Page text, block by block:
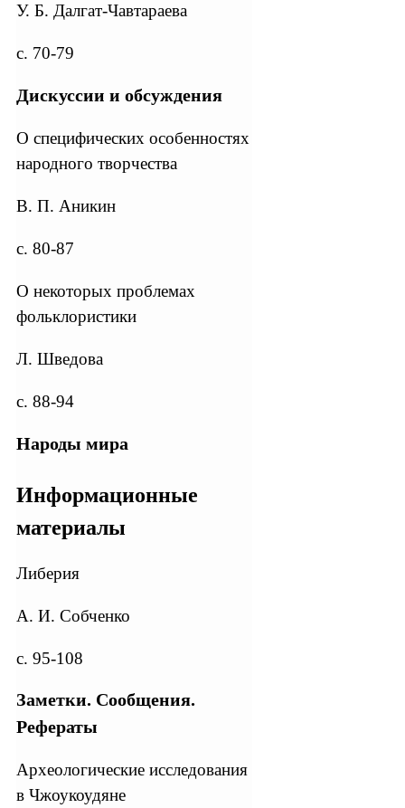
У. Б. Далгат-Чавтараева
с. 70-79
Дискуссии и обсуждения
О специфических особенностях
народного творчества
В. П. Аникин
с. 80-87
О некоторых проблемах
фольклористики
Л. Шведова
с. 88-94
Народы мира
Информационные
материалы
Либерия
А. И. Собченко
с. 95-108
Заметки. Сообщения.
Рефераты
Археологические исследования
в Чжоукоудяне